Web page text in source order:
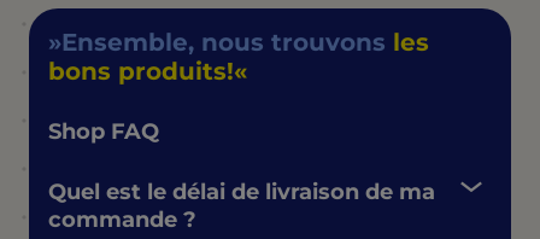
Ensemble, nous trouvons les
bons produits!
Shop FAQ
Quel est le délai de livraison de ma
commande ?